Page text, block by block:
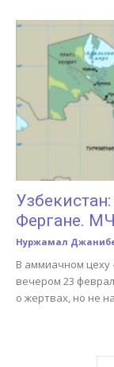
Фергане.
Нуржамал
В аммиачном цеху
вечером 23
о жертвах, но не